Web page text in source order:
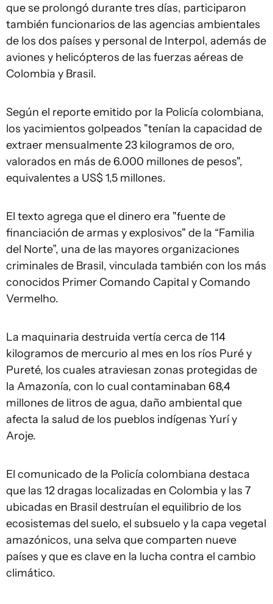
que se prolongó durante tres días, participaron
también funcionarios de las agencias ambientales
de los dos países y personal de Interpol, además de
aviones y helicópteros de las fuerzas aéreas de
Colombia y Brasil.
Según el reporte emitido por la Policía colombiana,
los yacimientos golpeados "tenían la capacidad de
extraer mensualmente 23 kilogramos de oro,
valorados en más de 6.000 millones de pesos",
equivalentes a US$ 1,5 millones.
El texto agrega que el dinero era "fuente de
financiación de armas y explosivos" de la “Familia
del Norte”, una de las mayores organizaciones
criminales de Brasil, vinculada también con los más
conocidos Primer Comando Capital y Comando
Vermelho.
La maquinaria destruida vertía cerca de 114
kilogramos de mercurio al mes en los ríos Puré y
Pureté, los cuales atraviesan zonas protegidas de
la Amazonía, con lo cual contaminaban 68,4
millones de litros de agua, daño ambiental que
afecta la salud de los pueblos indígenas Yurí y
Aroje.
El comunicado de la Policía colombiana destaca
que las 12 dragas localizadas en Colombia y las 7
ubicadas en Brasil destruían el equilibrio de los
ecosistemas del suelo, el subsuelo y la capa vegetal
amazónicos, una selva que comparten nueve
países y que es clave en la lucha contra el cambio
climático.